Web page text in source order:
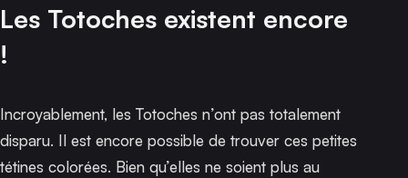
Les Totoches existent encore
!
Incroyablement, les Totoches n’ont pas totalement
disparu. Il est encore possible de trouver ces petites
tétines colorées. Bien qu’elles ne soient plus au